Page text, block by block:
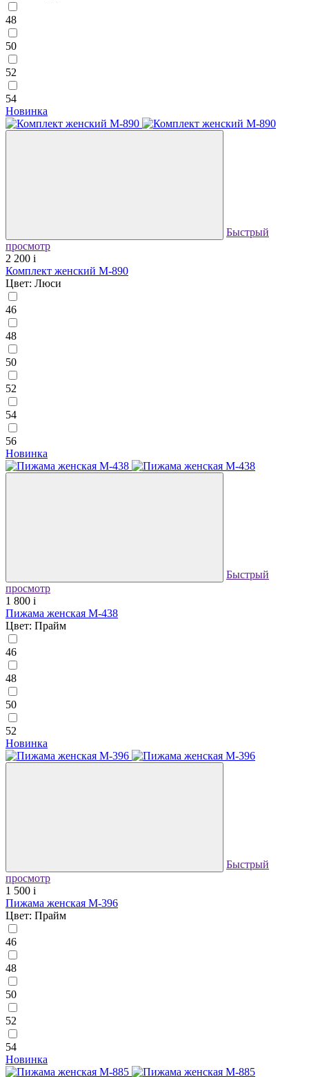
48
50
52
54
Новинка
Быстрый
просмотр
2 200 i
Комплект женский М-890
Цвет: Люси
46
48
50
52
54
56
Новинка
Быстрый
просмотр
1 800 i
Пижама женская М-438
Цвет: Прайм
46
48
50
52
Новинка
Быстрый
просмотр
1 500 i
Пижама женская М-396
Цвет: Прайм
46
48
50
52
54
Новинка